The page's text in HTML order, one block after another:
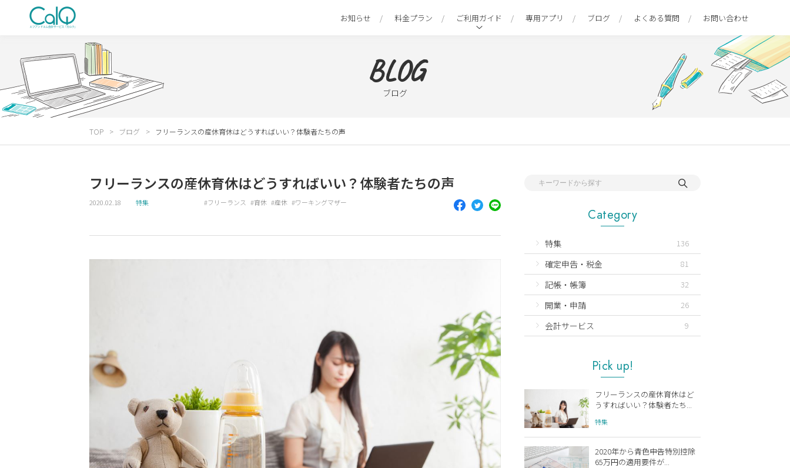
お知らせ 料金プラン ご利用ガイド 専用アプリ ブログ よくある質問 お問い合わせ
BLOG
ブログ
TOP ブログ フリーランスの産休育休はどうすればいい？体験者たちの声
フリーランスの産休育休はどうすればいい？体験者たちの声
2020.02.18 特集 フリーランス 育休 産休 ワーキングマザー
Category
特集 136
確定申告・税金 81
記帳・帳簿 32
開業・申請 26
会計サービス 9
Pick up!
フリーランスの産休育休はど
うすればいい？体験者たち...
特集
2020年から青色申告特別控除
65万円の適用要件が...